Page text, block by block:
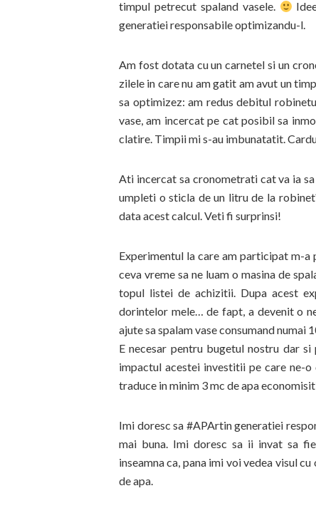
timpul petrecut spaland vasele.
generatiei responsabile optimizandu-l.
Am fost dotata cu un carnetel si un
zilele in care nu am gatit am avut un
sa optimizez: am redus debitul
vase, am incercat pe cat posibil sa
clatire. Timpii mi s-au imbunatatit.
Ati incercat sa cronometrati cat va ia
umpleti o sticla de un litru de la
data acest calcul. Veti fi surprinsi!
Experimentul la care am participat m-
ceva vreme sa ne luam o masina de
topul listei de achizitii. Dupa acest
dorintelor mele… de fapt, a devenit o
ajute sa spalam vase consumand
E necesar pentru bugetul nostru dar
impactul acestei investitii pe care ne-
traduce in minim 3 mc de apa
Imi doresc sa #APArtin generatiei
mai buna. Imi doresc sa ii invat sa
inseamna ca, pana imi voi vedea visul
de apa.